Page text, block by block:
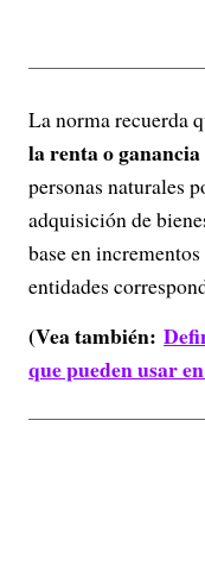
La norma recuerda
la renta o
personas naturales
adquisición de
base en
entidades
(Vea también:
que pueden usar